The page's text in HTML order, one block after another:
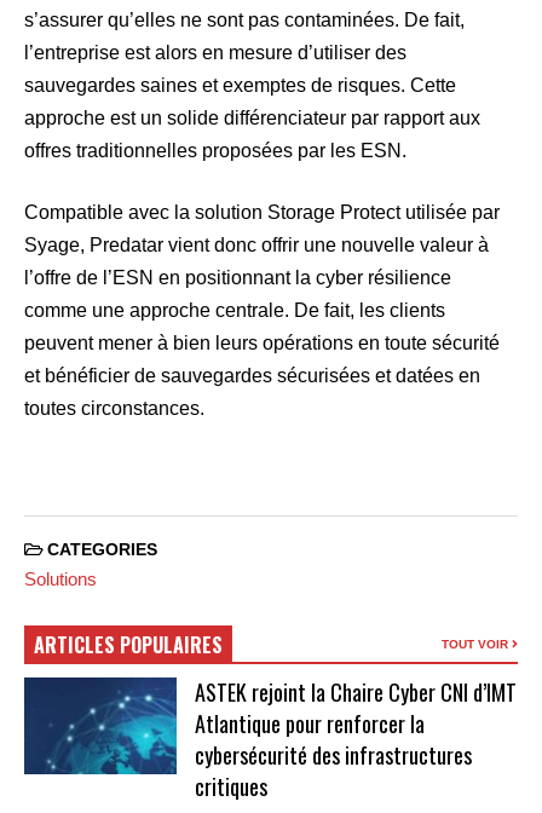
s’assurer qu’elles ne sont pas contaminées. De fait,
l’entreprise est alors en mesure d’utiliser des
sauvegardes saines et exemptes de risques. Cette
approche est un solide différenciateur par rapport aux
offres traditionnelles proposées par les ESN.
Compatible avec la solution Storage Protect utilisée par
Syage, Predatar vient donc offrir une nouvelle valeur à
l’offre de l’ESN en positionnant la cyber résilience
comme une approche centrale. De fait, les clients
peuvent mener à bien leurs opérations en toute sécurité
et bénéficier de sauvegardes sécurisées et datées en
toutes circonstances.
CATEGORIES
Solutions
ARTICLES POPULAIRES TOUT VOIR
ASTEK rejoint la Chaire Cyber CNI d’IMT
Atlantique pour renforcer la
cybersécurité des infrastructures
critiques